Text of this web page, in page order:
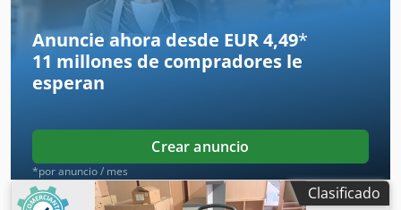
Anuncie ahora desde EUR 4,49*
11 millones de compradores le
esperan
Crear anuncio
*por anuncio / mes
Clasificado